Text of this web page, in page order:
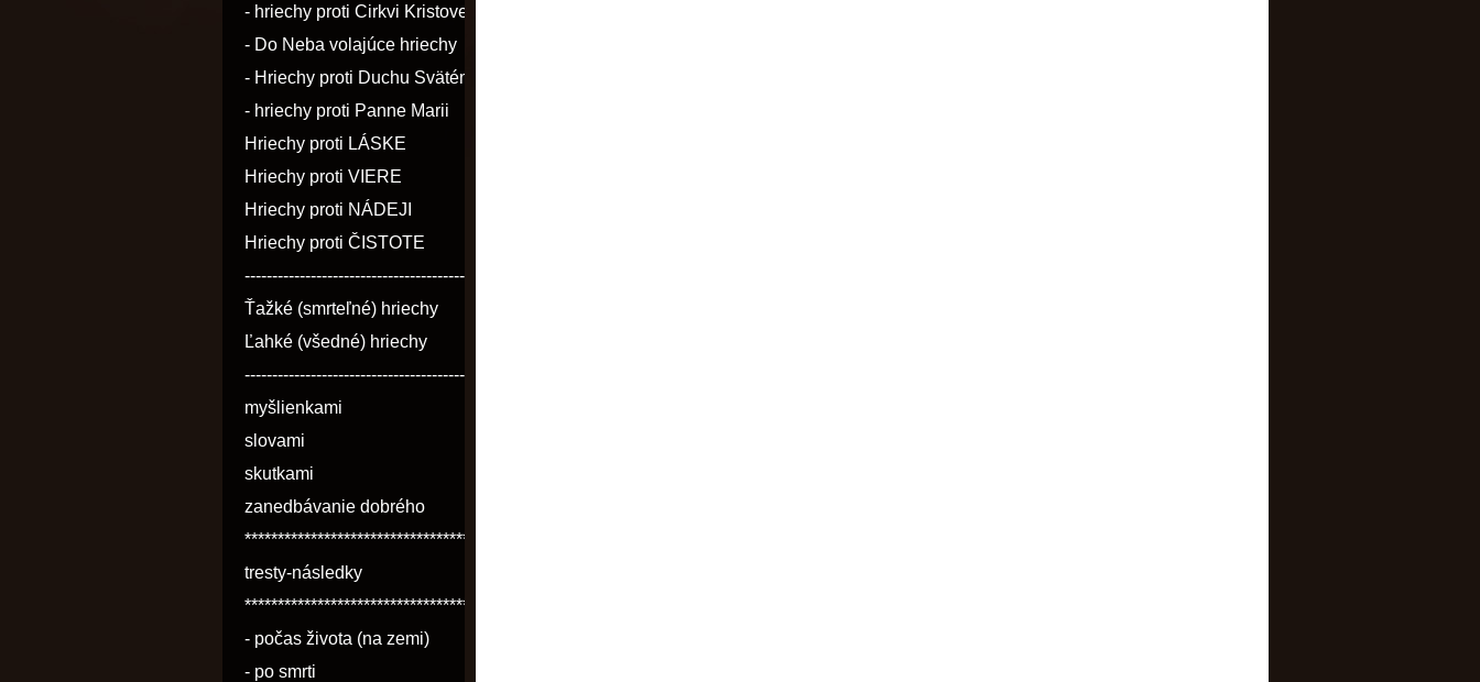
- hriechy proti Cirkvi Kristovej
- Do Neba volajúce hriechy
- Hriechy proti Duchu Svätému
- hriechy proti Panne Marii
Hriechy proti LÁSKE
Hriechy proti VIERE
Hriechy proti NÁDEJI
Hriechy proti ČISTOTE
----------------------------------------------
-------------
Ťažké (smrteľné) hriechy
Ľahké (všedné) hriechy
----------------------------------------------
-----------------------
myšlienkami
slovami
skutkami
zanedbávanie dobrého
**************************************
tresty-následky
*****************************************
- počas života (na zemi)
- po smrti